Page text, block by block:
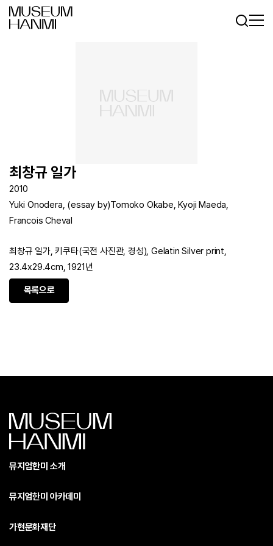
최창규 일가
2010
Yuki Onodera, (essay by)Tomoko Okabe, Kyoji Maeda,
Francois Cheval
최창규 일가, 키쿠타(국전 사진관, 경성), Gelatin Silver print,
23.4x29.4cm, 1921년
목록으로
뮤지엄한미 소개
뮤지엄한미 아카데미
가현문화재단